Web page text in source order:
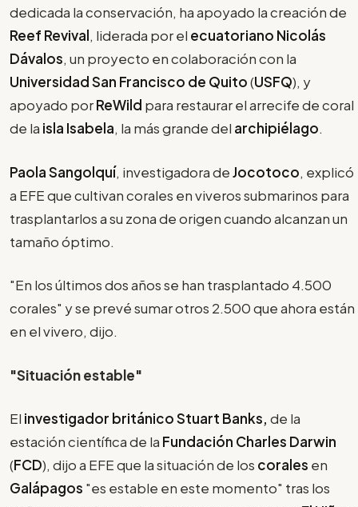
dedicada la conservación, ha apoyado la creación de
Reef Revival, liderada por el ecuatoriano Nicolás
Dávalos, un proyecto en colaboración con la
Universidad San Francisco de Quito(USFQ), y
apoyado porReWild para restaurar el arrecife de coral
de la isla Isabela, la más grande del archipiélago.
Paola Sangolquí, investigadora deJocotoco, explicó
a EFE que cultivan corales en viveros submarinos para
trasplantarlos a su zona de origen cuando alcanzan un
tamaño óptimo.
"En los últimos dos años se han trasplantado 4.500
corales" y se prevé sumar otros 2.500 que ahora están
en el vivero, dijo.
"Situación estable"
El investigador británico Stuart Banks, de la
estación científica de la Fundación Charles Darwin
(FCD), dijo a EFE que la situación de los corales en
Galápagos "es estable en este momento" tras los